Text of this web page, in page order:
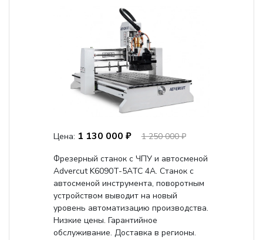
Цена: 1 130 000 ₽
1 250 000 ₽
Фрезерный станок с ЧПУ и автосменой
Advercut K6090T-5ATC 4A. Станок с
автосменой инструмента, поворотным
устройством выводит на новый
уровень автоматизацию производства.
Низкие цены. Гарантийное
обслуживание. Доставка в регионы.